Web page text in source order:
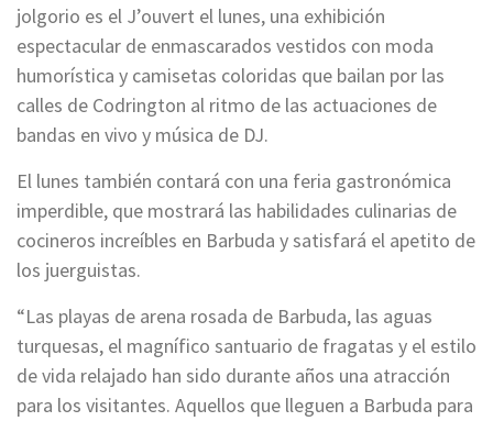
jolgorio es el J’ouvert el lunes, una exhibición
espectacular de enmascarados vestidos con moda
humorística y camisetas coloridas que bailan por las
calles de Codrington al ritmo de las actuaciones de
bandas en vivo y música de DJ.
El lunes también contará con una feria gastronómica
imperdible, que mostrará las habilidades culinarias de
cocineros increíbles en Barbuda y satisfará el apetito de
los juerguistas.
“Las playas de arena rosada de Barbuda, las aguas
turquesas, el magnífico santuario de fragatas y el estilo
de vida relajado han sido durante años una atracción
para los visitantes. Aquellos que lleguen a Barbuda para